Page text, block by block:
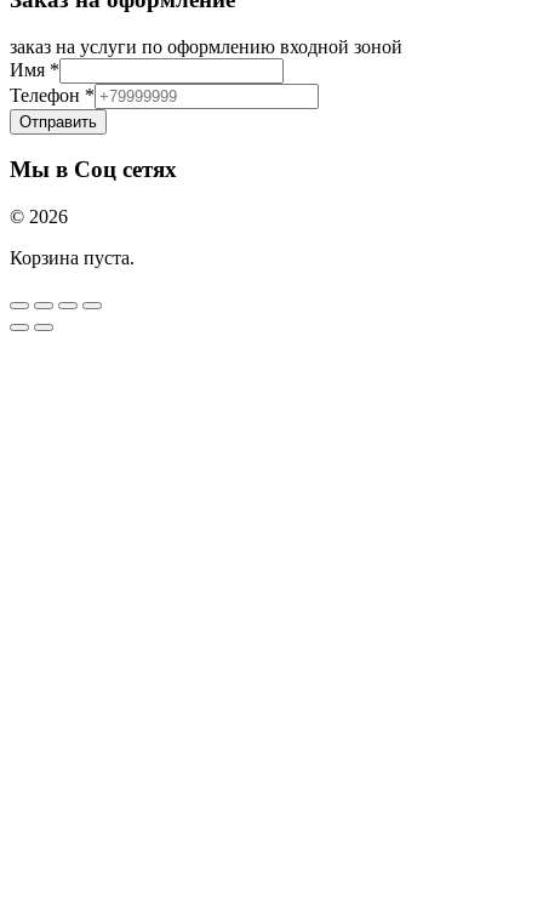
заказ на услуги по оформлению входной зоной
Имя *
Телефон *
Отправить
Мы в Соц сетях
© 2026
Корзина пуста.